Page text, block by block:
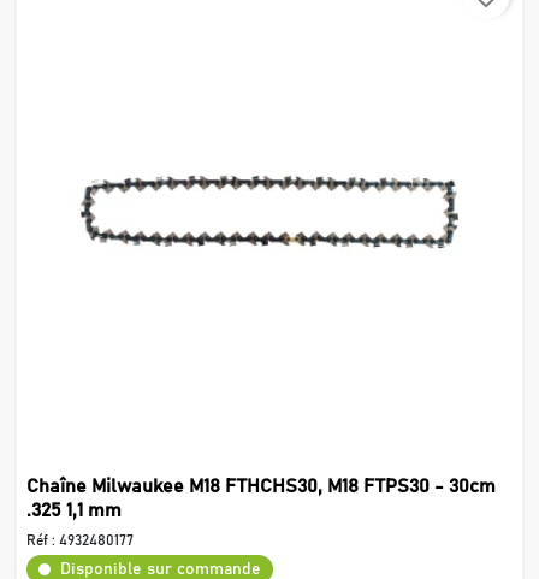
Chaîne Milwaukee M18 FTHCHS30, M18 FTPS30 - 30cm
.325 1,1 mm
Réf : 4932480177
Disponible sur commande